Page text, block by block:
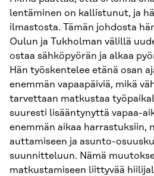
lentäminen on kallistunut, ja
ilmastosta. Tämän johdosta
Oulun ja Tukholman välillä
ostaa sähköpyörän ja alkaa
Hän työskentelee etänä osan
enemmän vapaapäiviä, mikä
tarvettaan matkustaa
suuresti lisääntynyttä vapaa-
enemmän aikaa harrastuksiin,
auttamiseen ja asunto-
suunnitteluun. Nämä
matkustamiseen liittyvää